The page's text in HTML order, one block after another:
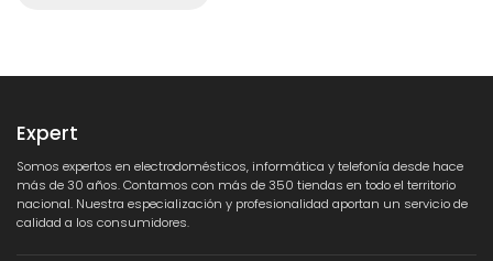
Expert
Somos expertos en electrodomésticos, informática y telefonía desde hace
más de 30 años. Contamos con más de 350 tiendas en todo el territorio
nacional. Nuestra especialización y profesionalidad aportan un servicio de
calidad a los consumidores.